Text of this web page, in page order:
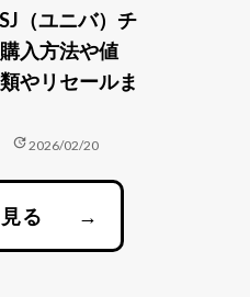
（ユニバ）チ
入方法や値
やリセールま
update2026/02/20
る →